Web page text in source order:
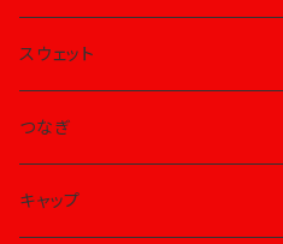
スウェット
つなぎ
キャップ